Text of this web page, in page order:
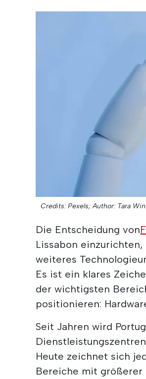
Credits: Pexels; Author: Tara
Die Entscheidung von
Lissabon
weiteres
Es ist ein klares
der wichtigsten
positionieren:
Seit Jahren wird
Heute zeichnet sich
Bereiche mit größerer